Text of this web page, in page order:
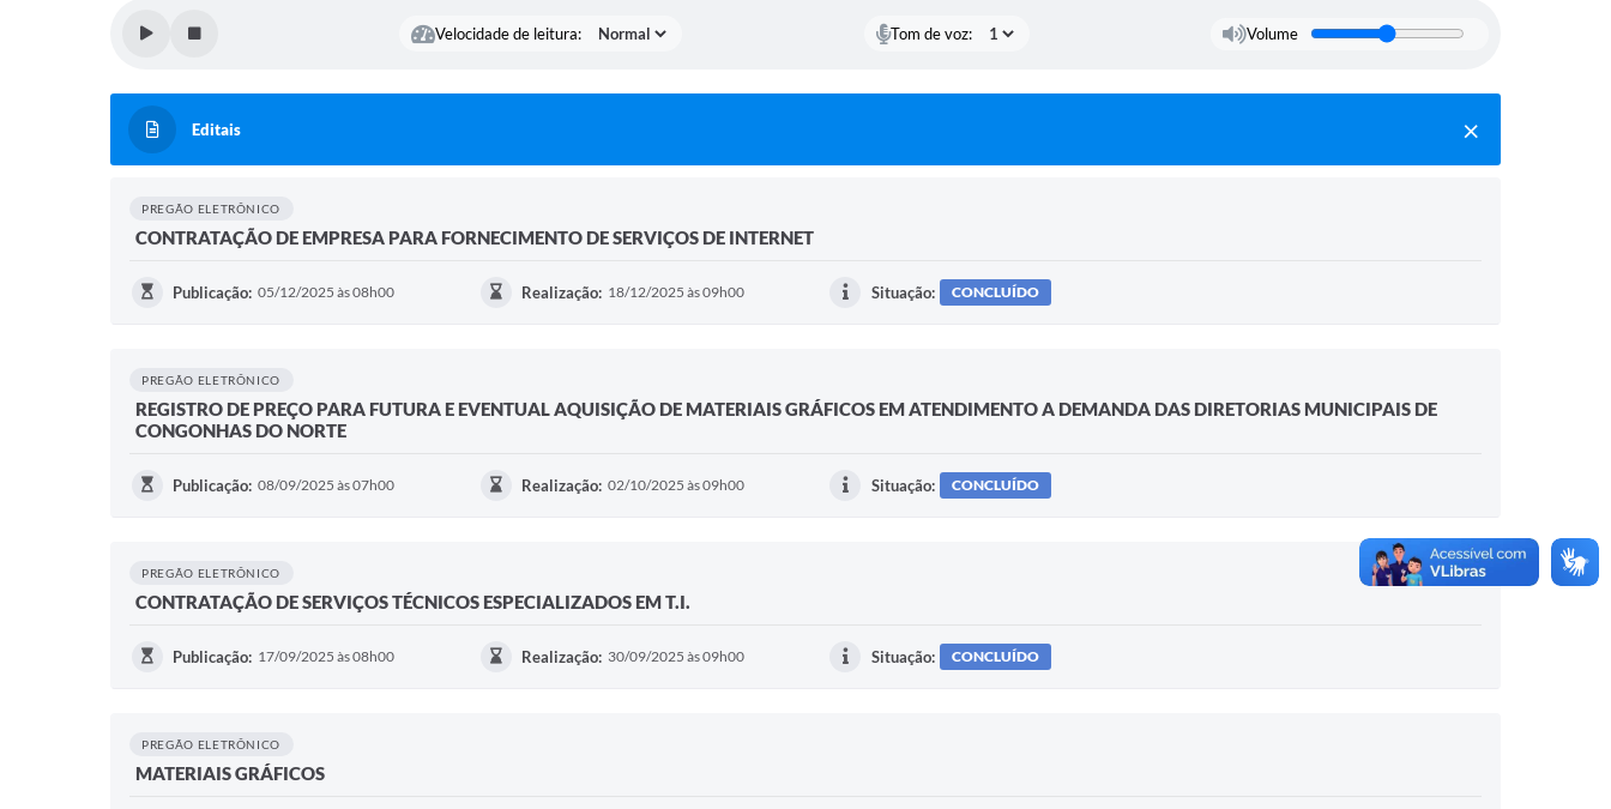
Velocidade de leitura: Tom de voz: Volume
Editais
PREGÃO ELETRÔNICO
CONTRATAÇÃO DE EMPRESA PARA FORNECIMENTO DE SERVIÇOS DE INTERNET
Publicação: 05/12/2025 às 08h00 Realização: 18/12/2025 às 09h00 Situação: CONCLUÍDO
PREGÃO ELETRÔNICO
REGISTRO DE PREÇO PARA FUTURA E EVENTUAL AQUISIÇÃO DE MATERIAIS GRÁFICOS EM ATENDIMENTO A DEMANDA DAS DIRETORIAS MUNICIPAIS DE
CONGONHAS DO NORTE
Publicação: 08/09/2025 às 07h00 Realização: 02/10/2025 às 09h00 Situação: CONCLUÍDO
PREGÃO ELETRÔNICO
CONTRATAÇÃO DE SERVIÇOS TÉCNICOS ESPECIALIZADOS EM T.I.
Publicação: 17/09/2025 às 08h00 Realização: 30/09/2025 às 09h00 Situação: CONCLUÍDO
PREGÃO ELETRÔNICO
MATERIAIS GRÁFICOS